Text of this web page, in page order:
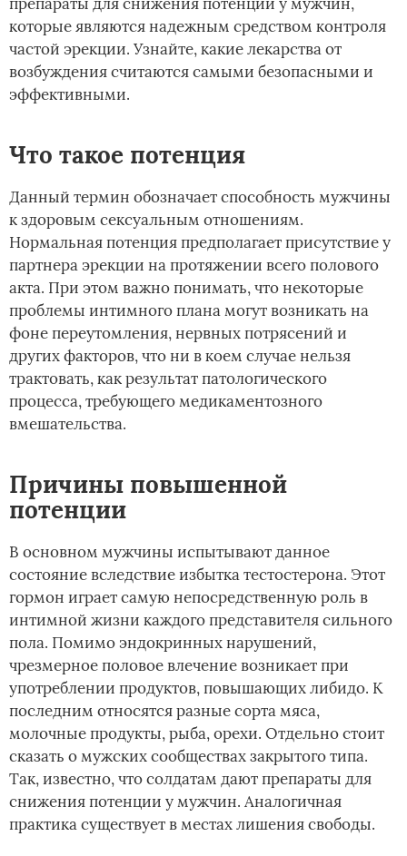
которые являются надежным средством контроля
частой эрекции. Узнайте, какие лекарства от
возбуждения считаются самыми безопасными и
эффективными.
Что такое потенция
Данный термин обозначает способность мужчины
к здоровым сексуальным отношениям.
Нормальная потенция предполагает присутствие у
партнера эрекции на протяжении всего полового
акта. При этом важно понимать, что некоторые
проблемы интимного плана могут возникать на
фоне переутомления, нервных потрясений и
других факторов, что ни в коем случае нельзя
трактовать, как результат патологического
процесса, требующего медикаментозного
вмешательства.
Причины повышенной
потенции
В основном мужчины испытывают данное
состояние вследствие избытка тестостерона. Этот
гормон играет самую непосредственную роль в
интимной жизни каждого представителя сильного
пола. Помимо эндокринных нарушений,
чрезмерное половое влечение возникает при
употреблении продуктов, повышающих либидо. К
последним относятся разные сорта мяса,
молочные продукты, рыба, орехи. Отдельно стоит
сказать о мужских сообществах закрытого типа.
Так, известно, что солдатам дают препараты для
снижения потенции у мужчин. Аналогичная
практика существует в местах лишения свободы.